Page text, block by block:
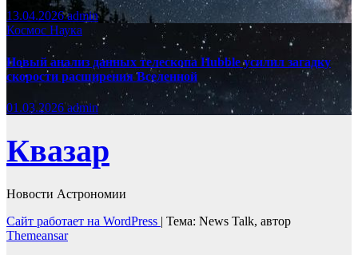
13.04.2026admin
Космос Наука
Новый анализ данных телескопа Hubble усилил загадку
скорости расширения Вселенной
01.03.2026admin
Квазар
Новости Астрономии
Сайт работает на WordPress | Тема: News Talk, автор
Themeansar